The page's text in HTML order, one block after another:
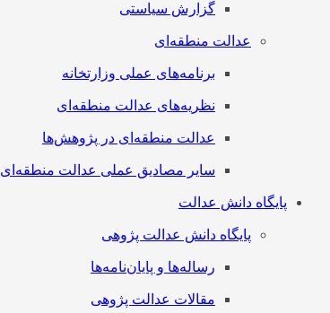
گزارش سیاستی
عدالت منطقه‌ای
برنامه‌های عملی وزارتخانه
نظریه‌های عدالت منطقه‌ای
عدالت منطقه‌ای در پژوهش‌ها
سایر مصادیق عملی عدالت منطقه‌ای
پایگاه دانش عدالت
پایگاه دانش عدالت پژوهی
رساله‌ها و پایان‌نامه‌ها
مقالات عدالت پژوهی